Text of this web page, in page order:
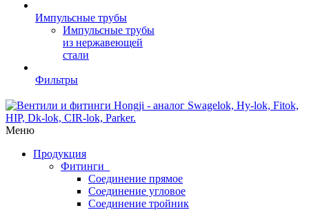
Импульсные трубы
Импульсные трубы
из нержавеющей
стали
Фильтры
Меню
Продукция
Фитинги
Соединение прямое
Соединение угловое
Соединение тройник